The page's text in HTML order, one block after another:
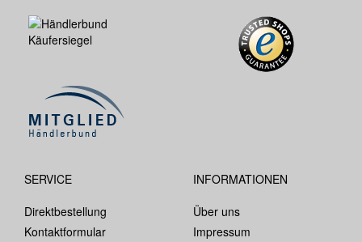
SERVICE
Direktbestellung
Kontaktformular
INFORMATIONEN
Über uns
Impressum